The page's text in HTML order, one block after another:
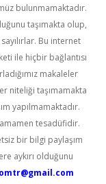
bulunmamaktadır.
taşımakta olup,
Bu internet
ile hiçbir bağlantısı
makaleler
niteliği taşımamakta
yapılmamaktadır.
tesadüfidir.
bir bilgi paylaşım
aykırı olduğunu